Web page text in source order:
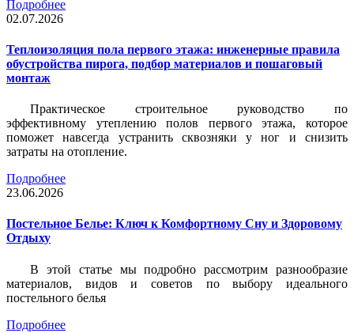
Подробнее
02.07.2026
Теплоизоляция пола первого этажа: инженерные правила
обустройства пирога, подбор материалов и пошаговый
монтаж
Практическое строительное руководство по
эффективному утеплению полов первого этажа, которое
поможет навсегда устранить сквозняки у ног и снизить
затраты на отопление.
Подробнее
23.06.2026
Постельное Белье: Ключ к Комфортному Сну и Здоровому
Отдыху
В этой статье мы подробно рассмотрим разнообразие
материалов, видов и советов по выбору идеального
постельного белья
Подробнее